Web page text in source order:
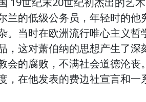
兰的低级公务员，年轻时的他
。当时在欧洲流行唯心主义哲
，这对萧伯纳的思想产生了深
的腐败，不满社会道德沦丧
在他发表的费边社宣言和一